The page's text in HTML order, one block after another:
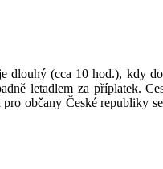
dlouhý (cca 10 hod.), kdy
letadlem za příplatek.
občany České republiky